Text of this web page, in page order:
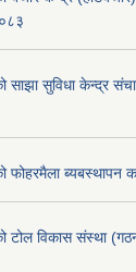
साझा सुविधा केन्द्र
फोहरमैला ब्यबस्थापन
टोल विकास संस्था